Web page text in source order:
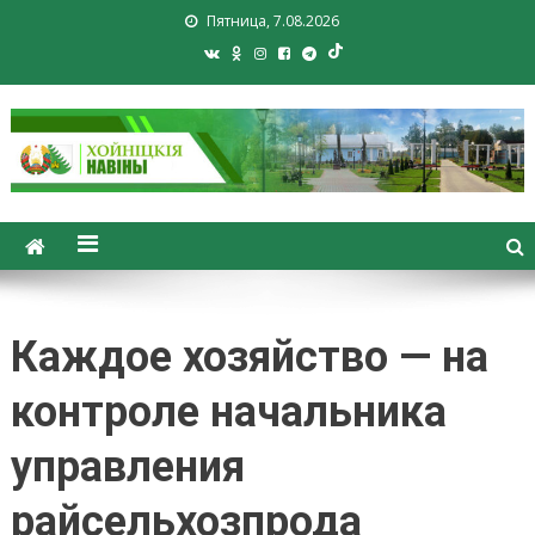
Пятница, 7.08.2026
Хойники. Хойнiцкiя навiны.
Новости Хойник. Районная
Каждое хозяйство — на
контроле начальника
управления
райсельхозпрода